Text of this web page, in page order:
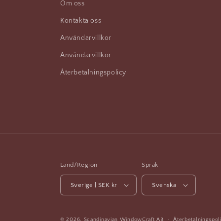
Om oss
Kontakta oss
Användarvillkor
Användarvillkor
Återbetalningspolicy
Land/Region
Sverige | SEK kr
Språk
Svenska
© 2026, Scandinavian WindowCraft AB